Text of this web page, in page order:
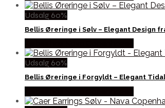
Udsalg 60%
Bellis Øreringe i Sølv – Elegant Design
Udsalg 60%
Bellis Øreringe i Forgyldt – Elegant